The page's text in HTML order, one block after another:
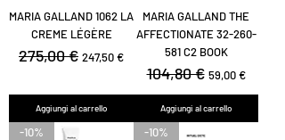
MARIA GALLAND 1062 LA
CREME LÉGÈRE
Prezzo regolare
275,00 € Prezzo scontato
247,50 €
Aggiungi al carrello
MARIA GALLAND THE
AFFECTIONATE 32-260-
581 C2 BOOK
Prezzo regolare
104,80 € Prezzo scontato
59,00 €
Aggiungi al carrello
-10% -10%